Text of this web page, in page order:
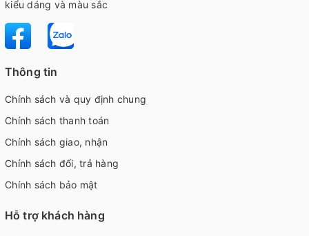
kiểu dáng và màu sắc
Thông tin
Chính sách và quy định chung
Chính sách thanh toán
Chính sách giao, nhận
Chính sách đổi, trả hàng
Chính sách bảo mật
Hỗ trợ khách hàng